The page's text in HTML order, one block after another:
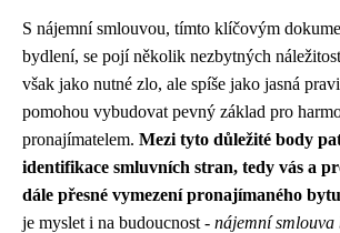
S nájemní smlouvou, tímto klíčovým
bydlení, se pojí několik nezbytných
však jako nutné zlo, ale spíše jako jasná
pomohou vybudovat pevný základ pro
pronajímatelem. Mezi tyto důležité body
identifikace smluvních stran, tedy vás a
dále přesné vymezení pronajímaného
je myslet i na budoucnost - nájemní smlouva